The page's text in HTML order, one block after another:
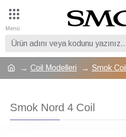
Coil Modelleri Smok Coil
Smok Nord 4 Coil